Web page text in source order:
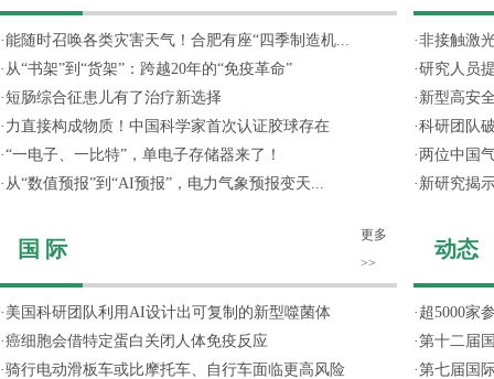
·能随时召唤各类灾害天气！合肥有座“四季制造机...
· 从“书架”到“货架”：跨越20年的“免疫革命”
· 短肠综合征患儿有了治疗新选择
· 力直接构成物质！中国科学家首次认证胶球存在
·“一电子、一比特”，单电子存储器来了！
· 从“数值预报”到“AI预报”，电力气象预报变天...
国 际
更多
>>
· 美国科研团队利用AI设计出可复制的新型噬菌体
·癌细胞会借特定蛋白关闭人体免疫反应
·骑行电动滑板车或比摩托车、自行车面临更高风险
·非接触激
·研究人员
· 新型高安
·科研团队
· 两位中国
· 新研究揭
动态
· 超5000家
·第十二届
·第七届国